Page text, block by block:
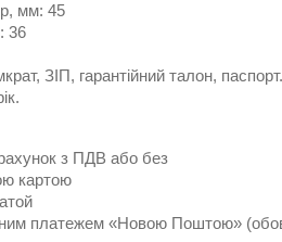
мм: 45
36
ЗІП, гарантійний талон, паспорт.
з ПДВ або без
картою
платежем «Новою Поштою»